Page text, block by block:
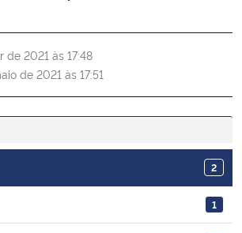
Inovações e Comunicações
de 2021 às 17:48
de 2021 às 17:51
2
1